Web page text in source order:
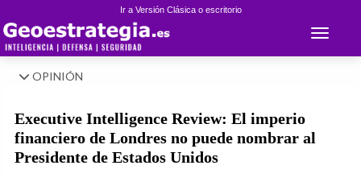
Ir a Versión Clásica o escritorio
Toggle
OPINIÓN
Executive Intelligence Review: El imperio
financiero de Londres no puede nombrar al
Presidente de Estados Unidos